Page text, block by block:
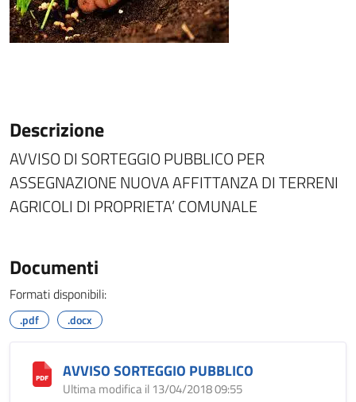
Descrizione
AVVISO DI SORTEGGIO PUBBLICO PER
ASSEGNAZIONE NUOVA AFFITTANZA DI TERRENI
AGRICOLI DI PROPRIETA’ COMUNALE
Documenti
Formati disponibili:
.pdf .docx
AVVISO SORTEGGIO PUBBLICO
Ultima modifica il 13/04/2018 09:55